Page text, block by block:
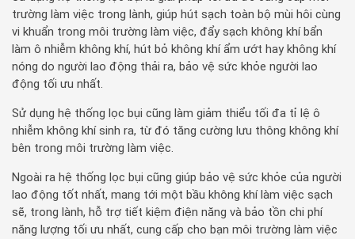
trường làm việc trong lành, giúp hút sạch toàn bộ mùi hôi cùng
vi khuẩn trong môi trường làm việc, đẩy sạch không khí bẩn
làm ô nhiễm không khí, hút bỏ không khí ẩm ướt hay không khí
nóng do người lao động thải ra, bảo vệ sức khỏe người lao
động tối ưu nhất.
Sử dụng hệ thống lọc bụi cũng làm giảm thiểu tối đa tỉ lệ ô
nhiễm không khí sinh ra, từ đó tăng cường lưu thông không khí
bên trong môi trường làm việc.
Ngoài ra hệ thống lọc bụi cũng giúp bảo vệ sức khỏe của người
lao động tốt nhất, mang tới một bầu không khí làm việc sạch
sẽ, trong lành, hỗ trợ tiết kiệm điện năng và bảo tồn chi phí
năng lượng tối ưu nhất, cung cấp cho bạn môi trường làm việc